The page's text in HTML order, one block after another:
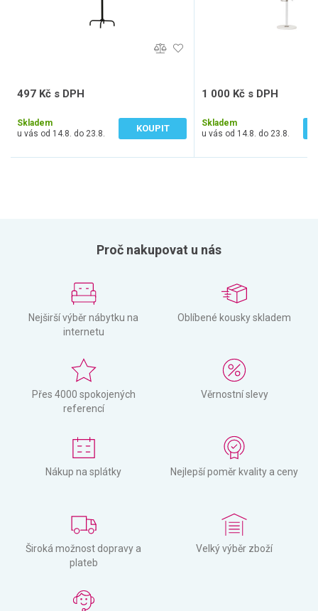
497 Kč s DPH
Skladem
u vás od 14.8. do 23.8.
KOUPIT
1 000 Kč s DPH
Skladem
u vás od 14.8. do 23.8.
Proč nakupovat u nás
Nejširší výběr nábytku na
internetu
Oblíbené kousky skladem
Přes 4000 spokojených
referencí
Věrnostní slevy
Nákup na splátky Nejlepší poměr kvality a ceny
Široká možnost dopravy a
plateb
Velký výběr zboží